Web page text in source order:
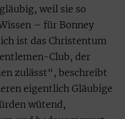
weil sie so
– für Bonney
ist das Christentum
Club, der
zulässt“, beschreibt
eigentlich Gläubige
wütend,